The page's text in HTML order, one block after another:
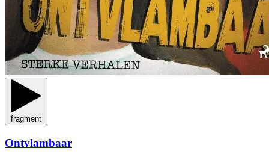
fragment
Ontvlambaar